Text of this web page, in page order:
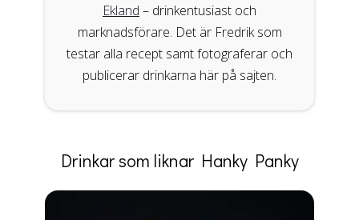
Ekland – drinkentusiast och
marknadsförare. Det är Fredrik som
testar alla recept samt fotograferar och
publicerar drinkarna här på sajten.
Drinkar som liknar Hanky Panky